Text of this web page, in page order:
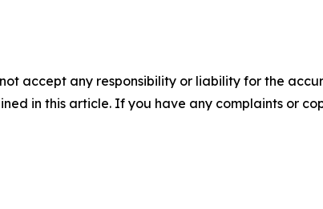
accept any responsibility or liability for the
in this article. If you have any complaints or